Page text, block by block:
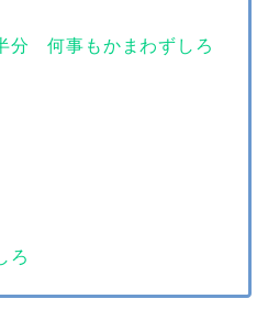
分 何事もかまわずしろ
すな
な
ろ